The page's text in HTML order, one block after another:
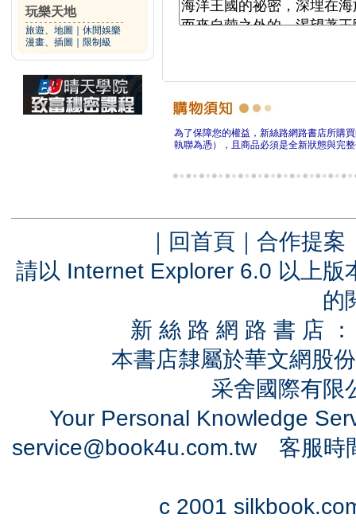
玩樂天地
旅遊、地圖
休閒娛樂
漫畫、插圖
限制級
為了保障您的權益，新絲路網路書店所購
執聯為憑），且商品必須是全新狀態與完
｜ 回首頁 ｜ 合作提案
請以 Internet Explorer 6.0 以上
的
新 絲 路 網 路 書 店
本書店隸屬於華文網股
采舍國際有
Your Personal Knowledge
service@book4u.com.tw客服時
c 2001